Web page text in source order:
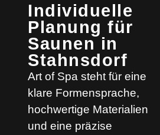
Individuelle
Planung für
Saunen in
Stahnsdorf
Art of Spa steht für eine
klare Formensprache,
hochwertige Materialien
und eine präzise